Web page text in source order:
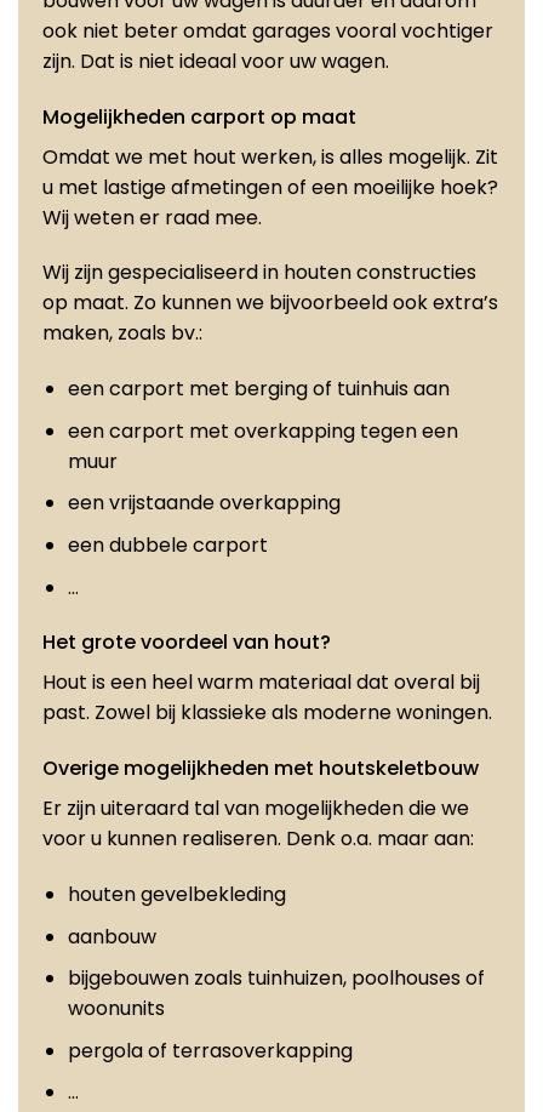
ook niet beter omdat garages vooral vochtiger
zijn. Dat is niet ideaal voor uw wagen.
Mogelijkheden carport op maat
Omdat we met hout werken, is alles mogelijk. Zit
u met lastige afmetingen of een moeilijke hoek?
Wij weten er raad mee.
Wij zijn gespecialiseerd in houten constructies
op maat. Zo kunnen we bijvoorbeeld ook extra’s
maken, zoals bv.:
een carport met berging of tuinhuis aan
een carport met overkapping tegen een
muur
een vrijstaande overkapping
een dubbele carport
…
Het grote voordeel van hout?
Hout is een heel warm materiaal dat overal bij
past. Zowel bij klassieke als moderne woningen.
Overige mogelijkheden met houtskeletbouw
Er zijn uiteraard tal van mogelijkheden die we
voor u kunnen realiseren. Denk o.a. maar aan:
houten gevelbekleding
aanbouw
bijgebouwen zoals tuinhuizen, poolhouses of
woonunits
pergola of terrasoverkapping
…